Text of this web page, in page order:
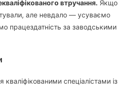
втручання. Якщо
але невдало — усуваємо
працездатність за заводськими
кваліфікованими спеціалістами із